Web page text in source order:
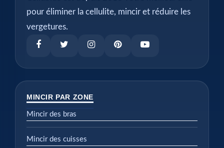
pour éliminer la cellulite, mincir et réduire les
vergetures.
MINCIR PAR ZONE
Mincir des bras
Mincir des cuisses